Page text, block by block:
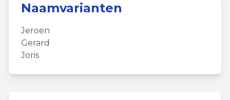
Naamvarianten
Jeroen
Gerard
Joris